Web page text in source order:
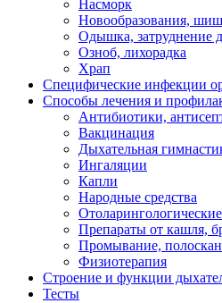
Насморк
Новообразования,
Одышка, затруднение
Озноб, лихорадка
Храп
Специфические инфекции
Способы лечения и
Антибиотики,
Вакцинация
Дыхательная
Ингаляции
Капли
Народные средства
Препараты от кашля,
Промывание,
Физиотерапия
Строение и функции
Тесты